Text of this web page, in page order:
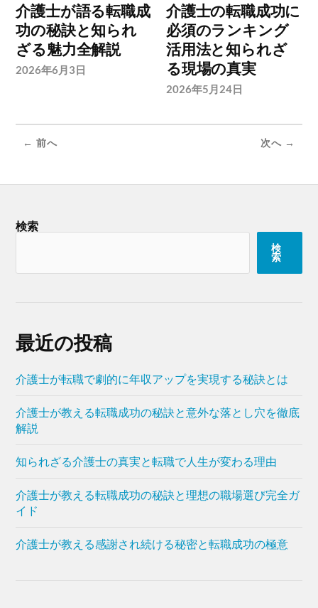
介護士が語る転職成
功の秘訣と知られ
ざる魅力全解説
2026年6月3日
介護士の転職成功に
必須のランキング
活用法と知られざ
る現場の真実
2026年5月24日
← 前へ 次へ →
検索
検
索
最近の投稿
介護士が転職で劇的に年収アップを実現する秘訣とは
介護士が教える転職成功の秘訣と意外な落とし穴を徹底
解説
知られざる介護士の真実と転職で人生が変わる理由
介護士が教える転職成功の秘訣と理想の職場選び完全ガ
イド
介護士が教える感謝され続ける秘密と転職成功の極意